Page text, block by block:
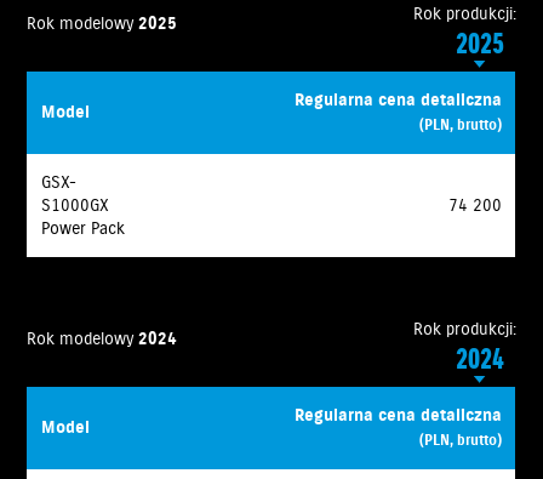
Rok modelowy2025 Rok produkcji:
2025
Model Regularna cena detaliczna
(PLN, brutto)
GSX-
S1000GX
Power Pack
74 200
Rok modelowy2024 Rok produkcji:
2024
Model Regularna cena detaliczna
(PLN, brutto)